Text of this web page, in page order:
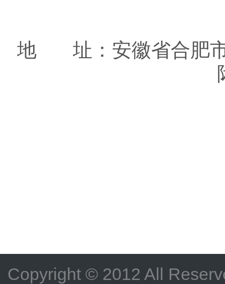
地 址：安徽省合肥市
Copyright © 2012 All